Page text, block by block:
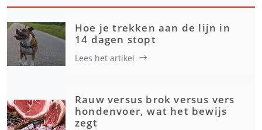
Hoe je trekken aan de lijn in
14 dagen stopt
Lees het artikel
Rauw versus brok versus vers
hondenvoer, wat het bewijs
zegt